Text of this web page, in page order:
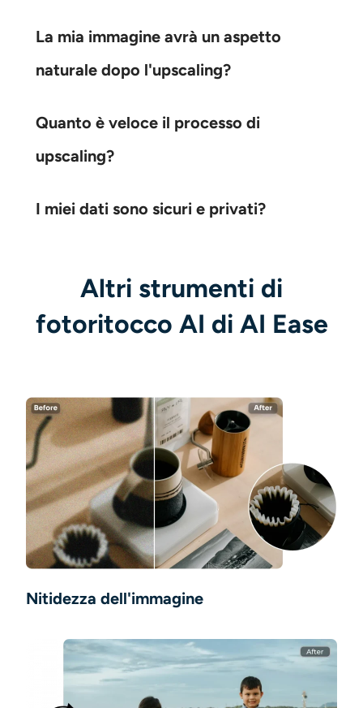
La mia immagine avrà un aspetto
naturale dopo l'upscaling?
Quanto è veloce il processo di
upscaling?
I miei dati sono sicuri e privati?
Altri strumenti di
fotoritocco AI di AI Ease
Nitidezza dell'immagine